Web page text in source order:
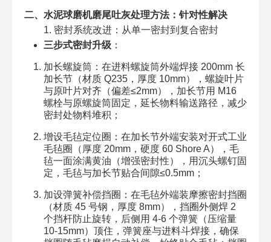
二、水泥球磨机磨尾吐灰处理方法：针对性解决​
1. 密封系统改进：从单一密封到复合密封​
三步式密封升级：​
加长螺旋筒：在进料螺旋筒外端焊接 200mm 长
加长节（材质 Q235，厚度 10mm），螺旋叶片
与原叶片对齐（偏差≤2mm），加长节用 M16
螺栓与原螺旋筒固定，延长物料输送路径，减少
密封处物料堆积；​
增设毛毡定位圈：在加长节外端安装对开式工业
毛毡圈（厚度 20mm，硬度 60 Shore A），毛
毡一面涂满黄油（增强密封性），用沉头螺钉固
定，毛毡与加长节贴合间隙≤0.5mm；​
加设弹簧补偿挡圈：在毛毡外端装摩擦密封挡圈
（材质 45 号钢，厚度 8mm），挡圈外侧焊 2
个挡杆防止旋转，后侧用 4-6 个弹簧（压缩量
10-15mm）顶住，弹簧座与进料斗焊接，确保